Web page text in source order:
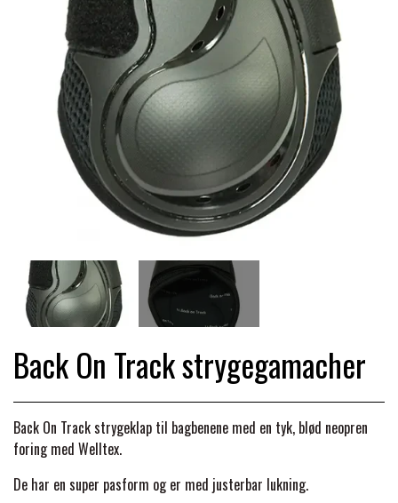
TRENSER & TILBEHØR
SADLER & TILBEHØR
DÆKKENER & TILBEHØR
BANDAGER & BENBESKYTTELSE
PLEJE & STALD
TILSKUD & VITAMINER
LONGERING
PONY & SHETTY
RIDEBUKSER & LEGGINS
TRØJER, BLUSER & T-SHIRTS
JAKKER & VESTE
SKO & STØVLER
PISKE & SPORER
HJELME
SIKKERHEDSVESTE
PLEJE & STALD
STRIGLER & TILBEHØR
STRIGLEKASSER & STALDSKABE
SÅRPLEJE & STALDAPOTEK
SHAMPOO & SHINER
LÆDER & UDSTYRSPLEJE
KLIPPEMASKINER & STØVSUGERE
TRAV & GALOP
SEJRSDÆKKENER
TRAVUDSTYR MED NAVN
GRIMER & TRÆKTOV
SELER & TILBEHØR
HOVEDLAG & TILBEHØR
KRAFFT FODER
PREMIER EQUINE
PREMIER EQUINE REGN - &
PREMIER EQUINE VINTERDÆKKEN
PREMIER EQUINE STALDDÆKKEN
OUTLET
BRANDS
Back On Track strygegamacher
Back On Track strygeklap til bagbenene med en tyk, blød neopren
foring med Welltex.
De har en super pasform og er med justerbar lukning.